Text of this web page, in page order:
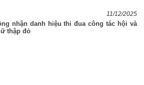
11/12/2025
nhận danh hiệu thi đua công tác hội và
thập đỏ